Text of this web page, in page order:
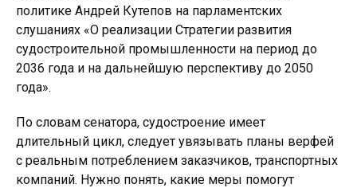
политике Андрей Кутепов на парламентских
слушаниях «О реализации Стратегии развития
судостроительной промышленности на период до
2036 года и на дальнейшую перспективу до 2050
года».
По словам сенатора, судостроение имеет
длительный цикл, следует увязывать планы верфей
с реальным потреблением заказчиков, транспортных
компаний. Нужно понять, какие меры помогут